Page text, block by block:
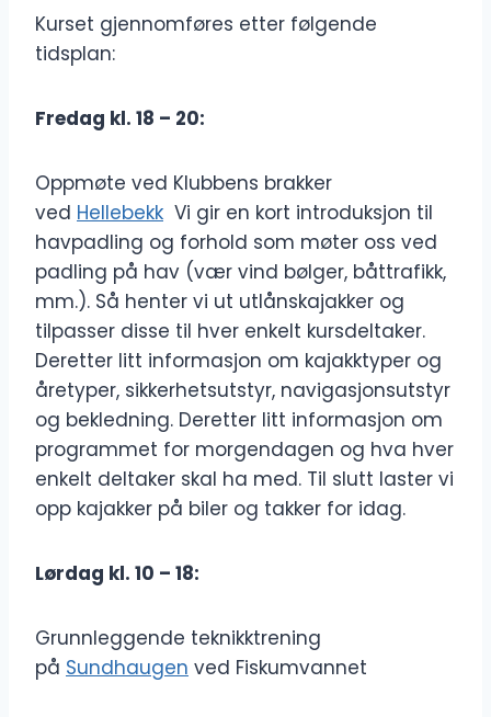
Kurset gjennomføres etter følgende
tidsplan:
Fredag kl. 18 – 20:
Oppmøte ved Klubbens brakker
ved Hellebekk Vi gir en kort introduksjon til
havpadling og forhold som møter oss ved
padling på hav (vær vind bølger, båttrafikk,
mm.). Så henter vi ut utlånskajakker og
tilpasser disse til hver enkelt kursdeltaker.
Deretter litt informasjon om kajakktyper og
åretyper, sikkerhetsutstyr, navigasjonsutstyr
og bekledning. Deretter litt informasjon om
programmet for morgendagen og hva hver
enkelt deltaker skal ha med. Til slutt laster vi
opp kajakker på biler og takker for idag.
Lørdag kl. 10 – 18:
Grunnleggende teknikktrening
på Sundhaugen ved Fiskumvannet